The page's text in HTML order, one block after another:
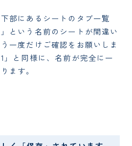
部にあるシートのタブ一覧
という名前のシートが間違い
一度だけご確認をお願いしま
」と同様に、名前が完全に一
ます。